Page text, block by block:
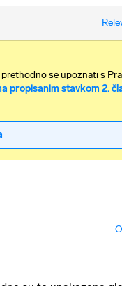
se upoznati s
propisanim stavkom 2.